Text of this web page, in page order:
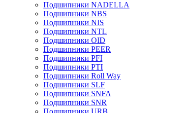
Подшипники NADELLA
Подшипники NBS
Подшипники NIS
Подшипники NTL
Подшипники OID
Подшипники PEER
Подшипники PFI
Подшипники PTI
Подшипники Roll Way
Подшипники SLF
Подшипники SNFA
Подшипники SNR
Подшипники URB